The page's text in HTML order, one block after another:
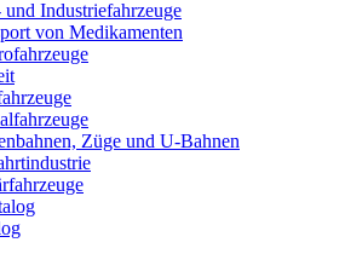
Industriefahrzeuge
von Medikamenten
Züge und U-Bahnen